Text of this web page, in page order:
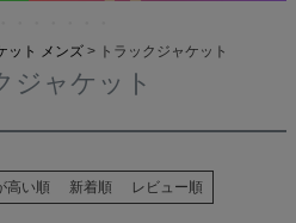
ット メンズ トラックジャケット
ジャケット
高い順 新着順 レビュー順